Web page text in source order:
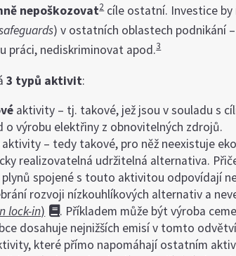
nepoškozovat2cíle ostatní. Investice
) v ostatních oblastech podnikání
práci, nediskriminovat apod.3
3 typů aktivit:
aktivity – tj. takové, jež jsou v souladu s
o výrobu elektřiny z obnovitelných zdrojů.
aktivity – tedy takové, pro něž neexistuje
realizovatelná udržitelná alternativa.
plynů spojené s touto aktivitou odpovídají
rozvoji nízkouhlíkových alternativ a
lock-in)
. Příkladem může být výroba
dosahuje nejnižších emisí v tomto
které přímo napomáhají ostatním